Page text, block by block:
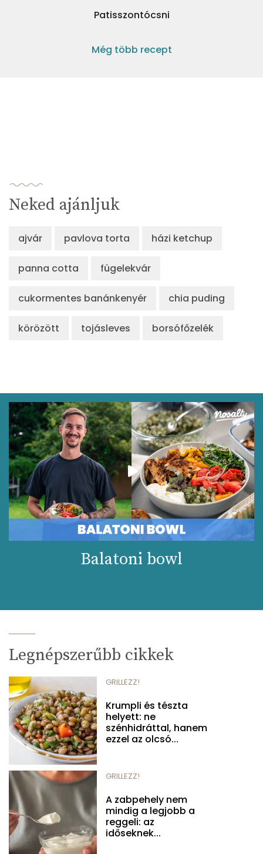
Patisszontócsni
Még több recept
Neked ajánljuk
ajvár pavlova torta házi ketchup
panna cotta fügelekvár
cukormentes banánkenyér chia puding
körözött tojásleves borsófőzelék
Balatoni bowl
Legnépszerűbb cikkek
GRILLEZZ!
Krumpli és tészta
helyett: ne
szénhidráttal, hanem
ezzel az olcsó...
GRILLEZZ!
A zabpehely nem
mindig a legjobb a
reggeli: az
időseknek...